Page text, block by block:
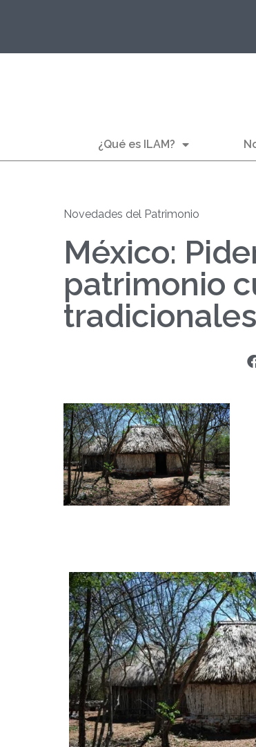
¿Qué es ILAM?
Novedades del Patrimonio
México:
patrimonio
tradicionales